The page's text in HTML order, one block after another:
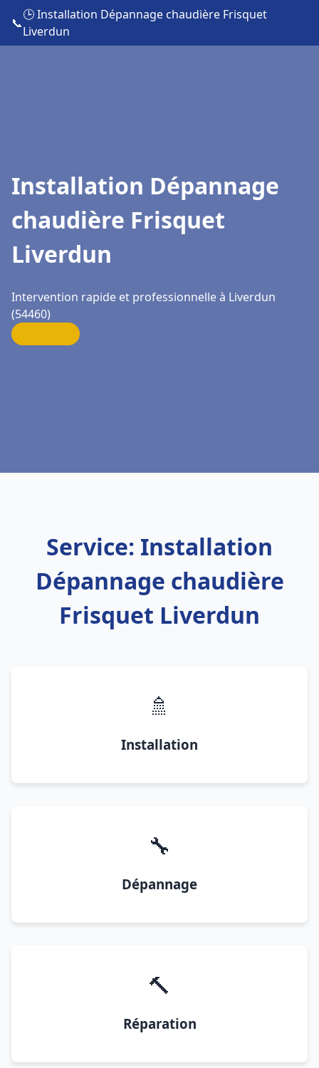
📞
🕒 Installation Dépannage chaudière Frisquet
Liverdun
Installation Dépannage
chaudière Frisquet
Liverdun
Intervention rapide et professionnelle à Liverdun
(54460)
Service: Installation
Dépannage chaudière
Frisquet Liverdun
🚿
Installation
🔧
Dépannage
🔨
Réparation